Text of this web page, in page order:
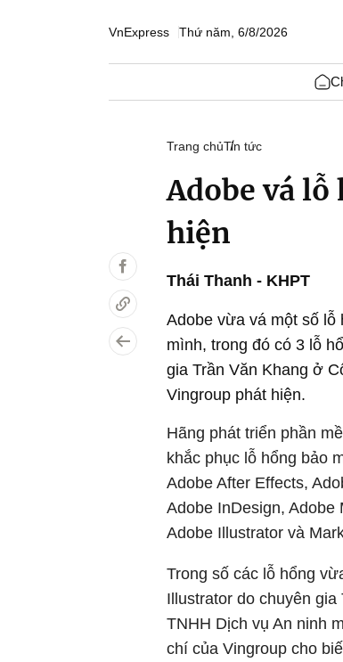
VnExpress Thứ năm, 6/8/2026
Trang chủTin tức
Adobe vá
hiện
Thái Thanh - KHPT
Adobe vừa vá một số lỗ
mình, trong đó có 3 lỗ
gia Trần Văn Khang ở
Vingroup phát hiện.
Hãng phát triển phần
khắc phục lỗ hổng bảo
Adobe After Effects,
Adobe InDesign, Adobe
Adobe Illustrator và
Trong số các lỗ hổng
Illustrator do chuyên
TNHH Dịch vụ An ninh
chí của Vingroup cho